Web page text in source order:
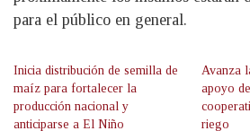
para el público en general.
Inicia distribución de semilla de
maíz para fortalecer la
producción nacional y
anticiparse a El Niño
Avanza
apoyo
riego